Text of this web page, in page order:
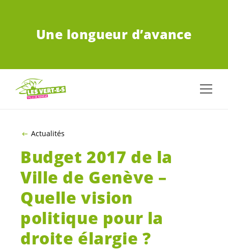
Une longueur d’avance
Actualités
Budget 2017 de la
Ville de Genève –
Quelle vision
politique pour la
droite élargie ?